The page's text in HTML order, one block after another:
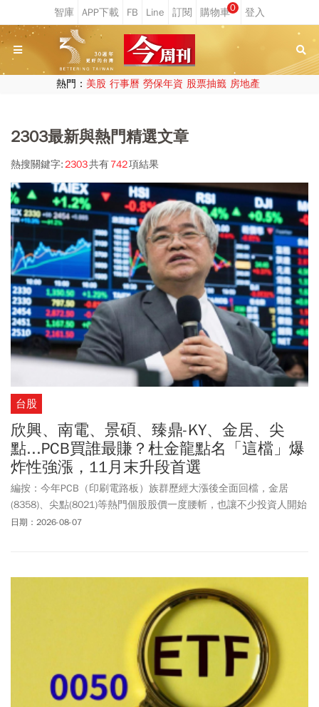
0
熱門： 美股 行事曆 勞保年資 股票抽籤 房地產
2303最新與熱門精選文章
熱搜關鍵字:2303共有742項結果
台股
欣興、南電、景碩、臻鼎-KY、金居、尖
點...PCB買誰最賺？杜金龍點名「這檔」爆
炸性強漲，11月末升段首選
編按：今年PCB（印刷電路板）族群歷經大漲後全面回檔，金居
(8358)、尖點(8021)等熱門個股股價一度腰斬，也讓不少投資人開始
思考：「PCB還能買嗎？欣興(3037)、南電(8046)等ABF載板族群是
日期：2026-08-07